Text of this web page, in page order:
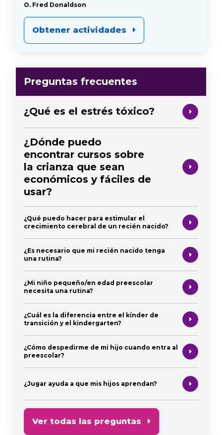
O. Fred Donaldson
Obtener actividades
Preguntas frecuentes
¿Qué es el estrés tóxico?
¿Dónde puedo
encontrar cursos sobre
la crianza que sean
económicos y fáciles de
usar?
¿Qué puedo hacer para estimular el
crecimiento cerebral de un recién nacido?
¿Es necesario que mi recién nacido tenga
una rutina?
¿Mi niño pequeño/en edad preescolar
necesita una rutina?
¿Cuál es la diferencia entre el kínder de
transición y el kindergarten?
¿Cómo despedirme de mi hijo cuando entra al
preescolar?
¿Jugar ayuda a que mis hijos aprendan?
Ver todas las preguntas